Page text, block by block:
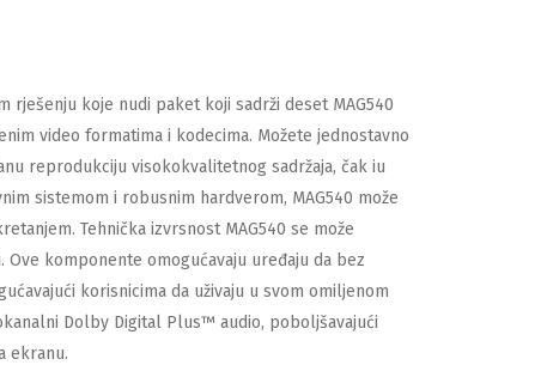
koje nudi paket koji sadrži deset MAG540
video formatima i kodecima. Možete jednostavno
reprodukciju visokokvalitetnog sadržaja, čak iu
sistemom i robusnim hardverom, MAG540 može
Tehnička izvrsnost MAG540 se može
Ove komponente omogućavaju uređaju da bez
korisnicima da uživaju u svom omiljenom
Dolby Digital Plus™ audio, poboljšavajući
ekranu.